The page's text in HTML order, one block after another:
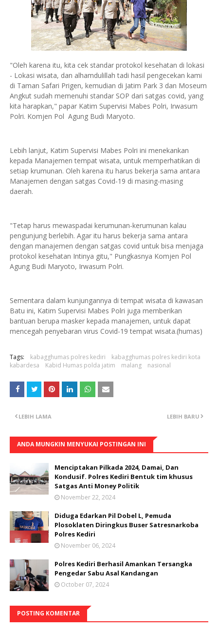
"Oleh karena itu, kita cek standar protokol kesehatan di lokasi
- Lokasi wisata, dan alhamdulillah tadi hasil pengecekan kami
di Taman Safari Prigen, kemudian di Jatim Park 3 dan Moseum
Angkut sudah memenuhi standar SOP dari satgas covid, yang
kita harapkan," papar Katim Supervisi Mabes Polri, Irwasum
Polri. Komjen Pol Agung Budi Maryoto.
Lebih lanjut, Katim Supervisi Mabes Polri ini menekankan
kepada Manajemen tempat wisata, untuk memperhatikan di
setiap krumunan. Oleh karena itu harus bekerja sama antara
Manajemen dengan satgas Covid-19 di masing-masing
daerah.
"Tetap harus mewaspadai kerumunan-kerumunan kalau
pengunjung berlebih. Agar itu harus bekerja sama antara
dengan manajemen dengan satgas covid untuk bisa menjaga
protokol kesehatan Intinya gitu," Pungkasnya Komjen Pol
Agung Budi Maryoto, Irwasum Polri.
Sementara dalam kunjungannya di tempat wisata di kawasan
Batu ini, Katim Supervisi Mabes Polri juga memberikan
bantuan berupa masker kepada manajemen, untuk dapat
mencegah penyebaran virus Covid-19 tempat wisata.(humas)
Tags: kabagghumas polres kediri
kabagghumas polres kediri kota
kabardesa
Kabid Humas polda jatim malang nasional
LEBIH BARU
LEBIH LAMA
ANDA MUNGKIN MENYUKAI POSTINGAN INI
Menciptakan Pilkada 2024, Damai, Dan
Kondusif. Polres Kediri Bentuk tim khusus
Satgas Anti Money Politik
November 22, 2024
Diduga Edarkan Pil Dobel L, Pemuda
Plosoklaten Diringkus Buser Satresnarkoba
Polres Kediri
November 06, 2024
Polres Kediri Berhasil Amankan Tersangka
Pengedar Sabu Asal Kandangan
October 07, 2024
POSTING KOMENTAR